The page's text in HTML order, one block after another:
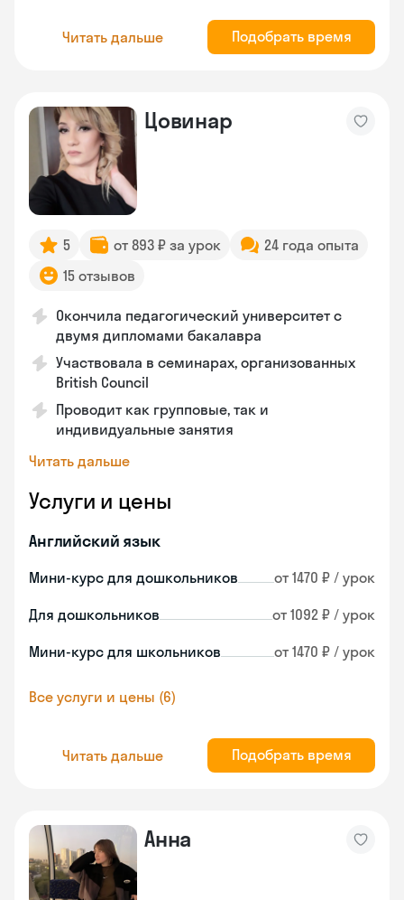
Читать дальше Подобрать время
Цовинар
5 от 893 ₽ за урок
24 года опыта
15 отзывов
Окончила педагогический университет с
двумя дипломами бакалавра
Участвовала в семинарах, организованных
British Council
Проводит как групповые, так и
индивидуальные занятия
Читать дальше
Услуги и цены
Английский язык
Мини-курс для дошкольников от 1470 ₽ / урок
Для дошкольников от 1092 ₽ / урок
Мини-курс для школьников от 1470 ₽ / урок
Все услуги и цены (6)
Читать дальше Подобрать время
Анна